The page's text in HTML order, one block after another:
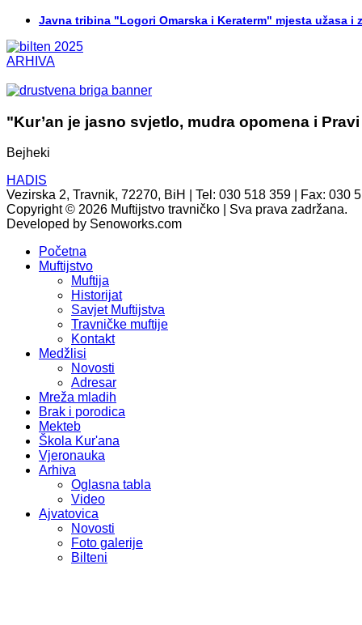
Javna tribina "Logori Omarska i Keraterm" mjesta užasa i
ARHIVA
"Kur’an je jasno svjetlo, mudra opomena i
Bejheki
HADIS
Vezirska 2, Travnik, 72270, BiH | Tel: 030 518 359 | Fax: 030
Copyright © 2026 Muftijstvo travničko | Sva prava zadržana.
Developed by Senoworks.com
Početna
Muftijstvo
Muftija
Historijat
Savjet Muftijstva
Travničke muftije
Kontakt
Medžlisi
Novosti
Adresar
Mreža mladih
Brak i porodica
Mekteb
Škola Kur'ana
Vjeronauka
Arhiva
Oglasna tabla
Video
Ajvatovica
Novosti
Foto galerije
Bilteni